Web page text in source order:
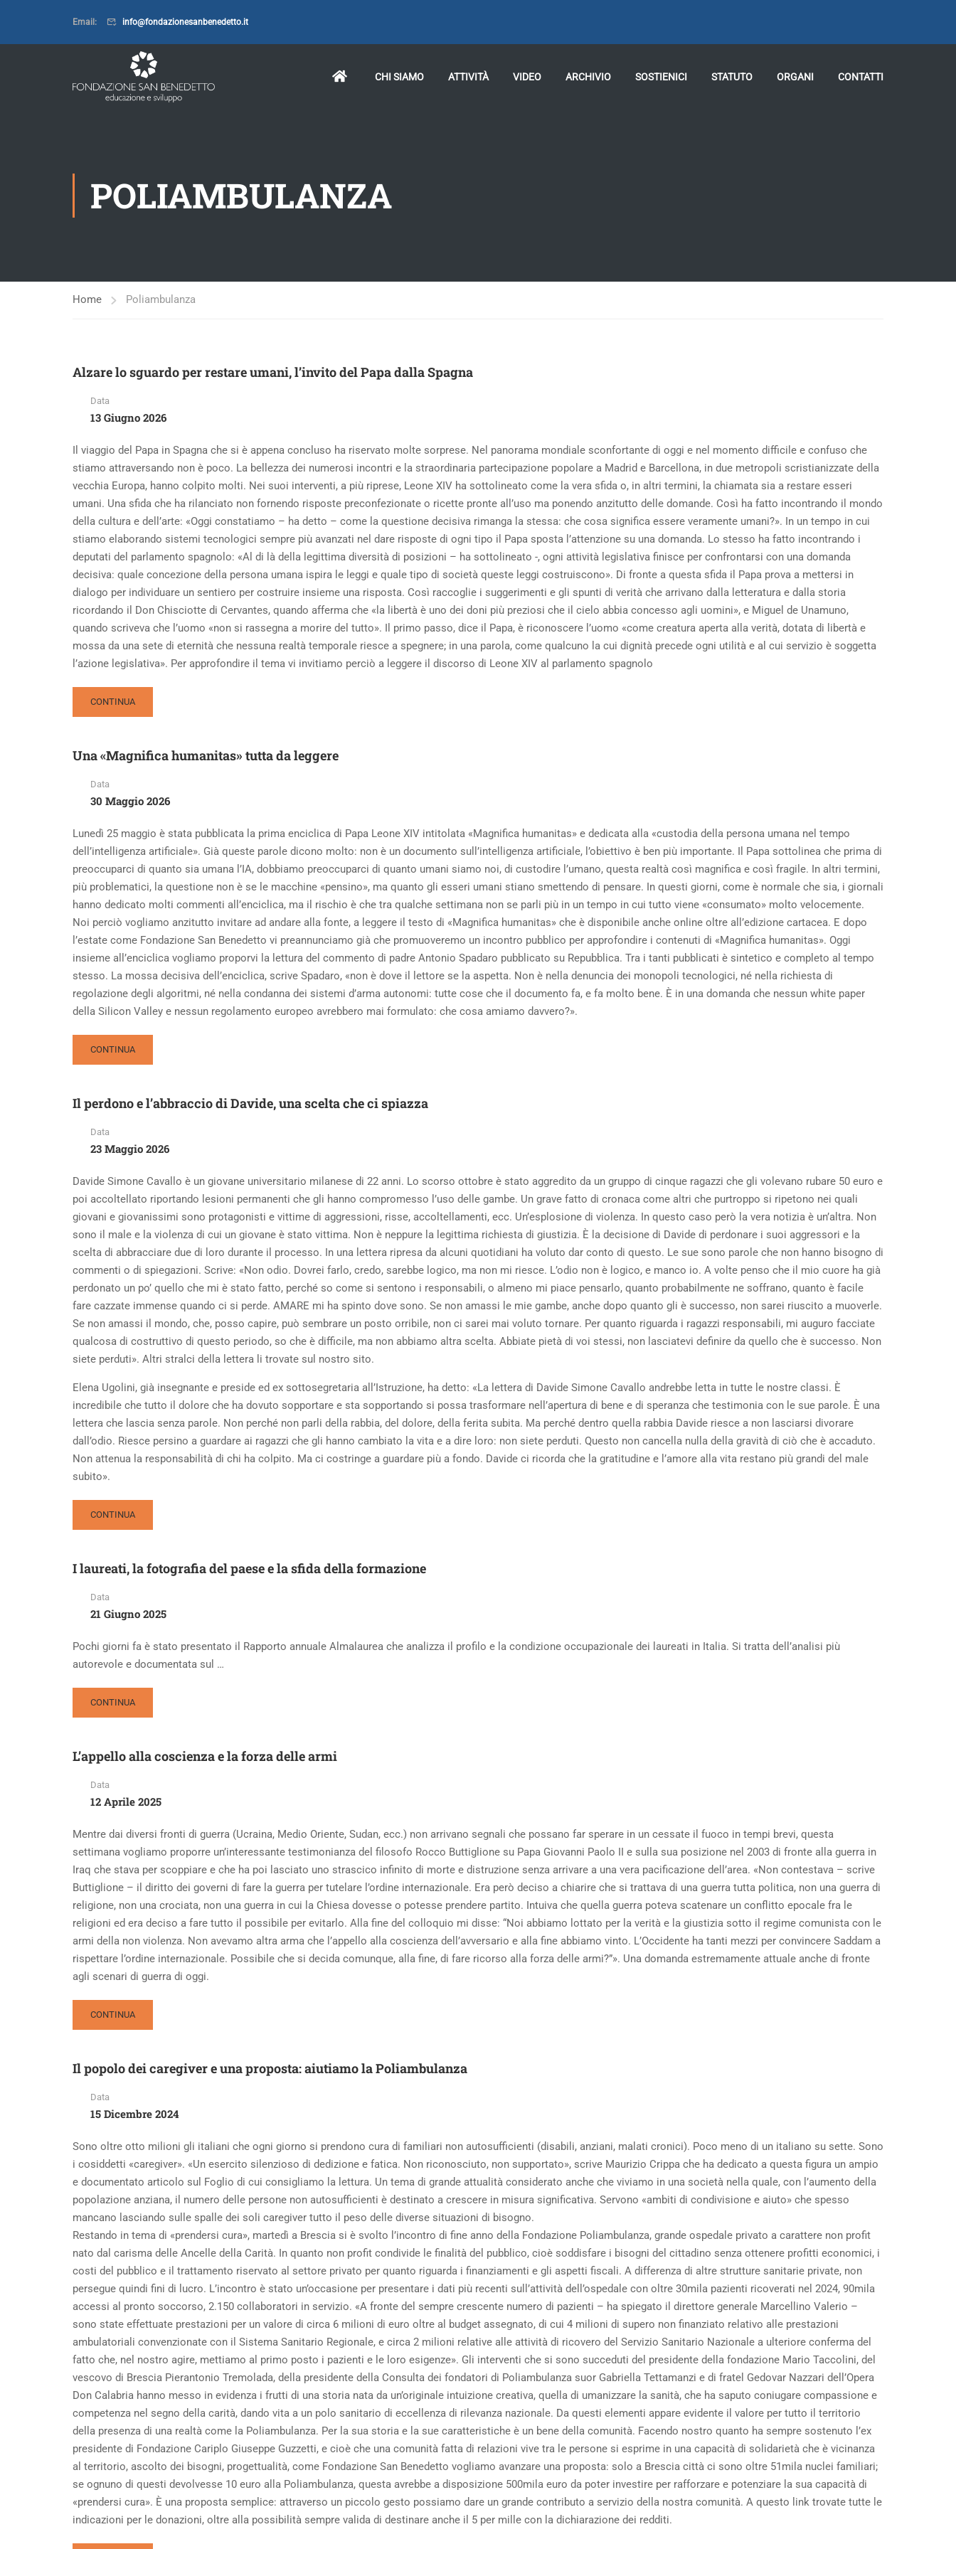
Email: info@fondazionesanbenedetto.it
CHI SIAMO ATTIVITÀ VIDEO ARCHIVIO SOSTIENICI STATUTO ORGANI CONTATTI
POLIAMBULANZA
Home Poliambulanza
Alzare lo sguardo per restare umani, l’invito del Papa dalla Spagna
Data
13 Giugno 2026
Il viaggio del Papa in Spagna che si è appena concluso ha riservato molte sorprese. Nel panorama mondiale sconfortante di oggi e nel momento difficile e confuso che
stiamo attraversando non è poco. La bellezza dei numerosi incontri e la straordinaria partecipazione popolare a Madrid e Barcellona, in due metropoli scristianizzate della
vecchia Europa, hanno colpito molti. Nei suoi interventi, a più riprese, Leone XIV ha sottolineato come la vera sfida o, in altri termini, la chiamata sia a restare esseri
umani. Una sfida che ha rilanciato non fornendo risposte preconfezionate o ricette pronte all’uso ma ponendo anzitutto delle domande. Così ha fatto incontrando il mondo
della cultura e dell’arte: «Oggi constatiamo – ha detto – come la questione decisiva rimanga la stessa: che cosa significa essere veramente umani?». In un tempo in cui
stiamo elaborando sistemi tecnologici sempre più avanzati nel dare risposte di ogni tipo il Papa sposta l’attenzione su una domanda. Lo stesso ha fatto incontrando i
deputati del parlamento spagnolo: «Al di là della legittima diversità di posizioni – ha sottolineato -, ogni attività legislativa finisce per confrontarsi con una domanda
decisiva: quale concezione della persona umana ispira le leggi e quale tipo di società queste leggi costruiscono». Di fronte a questa sfida il Papa prova a mettersi in
dialogo per individuare un sentiero per costruire insieme una risposta. Così raccoglie i suggerimenti e gli spunti di verità che arrivano dalla letteratura e dalla storia
ricordando il Don Chisciotte di Cervantes, quando afferma che «la libertà è uno dei doni più preziosi che il cielo abbia concesso agli uomini», e Miguel de Unamuno,
quando scriveva che l’uomo «non si rassegna a morire del tutto». Il primo passo, dice il Papa, è riconoscere l’uomo «come creatura aperta alla verità, dotata di libertà e
mossa da una sete di eternità che nessuna realtà temporale riesce a spegnere; in una parola, come qualcuno la cui dignità precede ogni utilità e al cui servizio è soggetta
l’azione legislativa». Per approfondire il tema vi invitiamo perciò a leggere il discorso di Leone XIV al parlamento spagnolo
READ
MORE
LO
PER
RESTARE
L’INVITO
PAPA
DALLA
SPAGNA
CONTINUA
Una «Magnifica humanitas» tutta da leggere
Data
30 Maggio 2026
Lunedì 25 maggio è stata pubblicata la prima enciclica di Papa Leone XIV intitolata «Magnifica humanitas» e dedicata alla «custodia della persona umana nel tempo
dell’intelligenza artificiale». Già queste parole dicono molto: non è un documento sull’intelligenza artificiale, l’obiettivo è ben più importante. Il Papa sottolinea che prima di
preoccuparci di quanto sia umana l’IA, dobbiamo preoccuparci di quanto umani siamo noi, di custodire l’umano, questa realtà così magnifica e così fragile. In altri termini,
più problematici, la questione non è se le macchine «pensino», ma quanto gli esseri umani stiano smettendo di pensare. In questi giorni, come è normale che sia, i giornali
hanno dedicato molti commenti all’enciclica, ma il rischio è che tra qualche settimana non se parli più in un tempo in cui tutto viene «consumato» molto velocemente.
Noi perciò vogliamo anzitutto invitare ad andare alla fonte, a leggere il testo di «Magnifica humanitas» che è disponibile anche online oltre all’edizione cartacea. E dopo
l’estate come Fondazione San Benedetto vi preannunciamo già che promuoveremo un incontro pubblico per approfondire i contenuti di «Magnifica humanitas». Oggi
insieme all’enciclica vogliamo proporvi la lettura del commento di padre Antonio Spadaro pubblicato su Repubblica. Tra i tanti pubblicati è sintetico e completo al tempo
stesso. La mossa decisiva dell’enciclica, scrive Spadaro, «non è dove il lettore se la aspetta. Non è nella denuncia dei monopoli tecnologici, né nella richiesta di
regolazione degli algoritmi, né nella condanna dei sistemi d’arma autonomi: tutte cose che il documento fa, e fa molto bene. È in una domanda che nessun white paper
della Silicon Valley e nessun regolamento europeo avrebbero mai formulato: che cosa amiamo davvero?».
READ
MORE
«MAGNIFICA
TUTTA
DA
CONTINUA
Il perdono e l’abbraccio di Davide, una scelta che ci spiazza
Data
23 Maggio 2026
Davide Simone Cavallo è un giovane universitario milanese di 22 anni. Lo scorso ottobre è stato aggredito da un gruppo di cinque ragazzi che gli volevano rubare 50 euro e
poi accoltellato riportando lesioni permanenti che gli hanno compromesso l’uso delle gambe. Un grave fatto di cronaca come altri che purtroppo si ripetono nei quali
giovani e giovanissimi sono protagonisti e vittime di aggressioni, risse, accoltellamenti, ecc. Un’esplosione di violenza. In questo caso però la vera notizia è un’altra. Non
sono il male e la violenza di cui un giovane è stato vittima. Non è neppure la legittima richiesta di giustizia. È la decisione di Davide di perdonare i suoi aggressori e la
scelta di abbracciare due di loro durante il processo. In una lettera ripresa da alcuni quotidiani ha voluto dar conto di questo. Le sue sono parole che non hanno bisogno di
commenti o di spiegazioni. Scrive: «Non odio. Dovrei farlo, credo, sarebbe logico, ma non mi riesce. L’odio non è logico, e manco io. A volte penso che il mio cuore ha già
perdonato un po’ quello che mi è stato fatto, perché so come si sentono i responsabili, o almeno mi piace pensarlo, quanto probabilmente ne soffrano, quanto è facile
fare cazzate immense quando ci si perde. AMARE mi ha spinto dove sono. Se non amassi le mie gambe, anche dopo quanto gli è successo, non sarei riuscito a muoverle.
Se non amassi il mondo, che, posso capire, può sembrare un posto orribile, non ci sarei mai voluto tornare. Per quanto riguarda i ragazzi responsabili, mi auguro facciate
qualcosa di costruttivo di questo periodo, so che è difficile, ma non abbiamo altra scelta. Abbiate pietà di voi stessi, non lasciatevi definire da quello che è successo. Non
siete perduti». Altri stralci della lettera li trovate sul nostro sito.
Elena Ugolini, già insegnante e preside ed ex sottosegretaria all’Istruzione, ha detto: «La lettera di Davide Simone Cavallo andrebbe letta in tutte le nostre classi. È
incredibile che tutto il dolore che ha dovuto sopportare e sta sopportando si possa trasformare nell’apertura di bene e di speranza che testimonia con le sue parole. È una
lettera che lascia senza parole. Non perché non parli della rabbia, del dolore, della ferita subita. Ma perché dentro quella rabbia Davide riesce a non lasciarsi divorare
dall’odio. Riesce persino a guardare ai ragazzi che gli hanno cambiato la vita e a dire loro: non siete perduti. Questo non cancella nulla della gravità di ciò che è accaduto.
Non attenua la responsabilità di chi ha colpito. Ma ci costringe a guardare più a fondo. Davide ci ricorda che la gratitudine e l’amore alla vita restano più grandi del male
subito».
READ
MORE
PERDONO
L’ABBRACCIO
DI
UNA
CHE
SPIAZZA
CONTINUA
I laureati, la fotografia del paese e la sfida della formazione
Data
21 Giugno 2025
Pochi giorni fa è stato presentato il Rapporto annuale Almalaurea che analizza il profilo e la condizione occupazionale dei laureati in Italia. Si tratta dell’analisi più
autorevole e documentata sul …
READ
MORE
LAUREATI,
FOTOGRAFIA
DEL
E
SFIDA
DELLA
FORMAZIONE
CONTINUA
L’appello alla coscienza e la forza delle armi
Data
12 Aprile 2025
Mentre dai diversi fronti di guerra (Ucraina, Medio Oriente, Sudan, ecc.) non arrivano segnali che possano far sperare in un cessate il fuoco in tempi brevi, questa
settimana vogliamo proporre un’interessante testimonianza del filosofo Rocco Buttiglione su Papa Giovanni Paolo II e sulla sua posizione nel 2003 di fronte alla guerra in
Iraq che stava per scoppiare e che ha poi lasciato uno strascico infinito di morte e distruzione senza arrivare a una vera pacificazione dell’area. «Non contestava – scrive
Buttiglione – il diritto dei governi di fare la guerra per tutelare l’ordine internazionale. Era però deciso a chiarire che si trattava di una guerra tutta politica, non una guerra di
religione, non una crociata, non una guerra in cui la Chiesa dovesse o potesse prendere partito. Intuiva che quella guerra poteva scatenare un conflitto epocale fra le
religioni ed era deciso a fare tutto il possibile per evitarlo. Alla fine del colloquio mi disse: “Noi abbiamo lottato per la verità e la giustizia sotto il regime comunista con le
armi della non violenza. Non avevamo altra arma che l’appello alla coscienza dell’avversario e alla fine abbiamo vinto. L’Occidente ha tanti mezzi per convincere Saddam a
rispettare l’ordine internazionale. Possibile che si decida comunque, alla fine, di fare ricorso alla forza delle armi?”». Una domanda estremamente attuale anche di fronte
agli scenari di guerra di oggi.
READ
MORE
ALLA
E
LA
DELLE
CONTINUA
Il popolo dei caregiver e una proposta: aiutiamo la Poliambulanza
Data
15 Dicembre 2024
Sono oltre otto milioni gli italiani che ogni giorno si prendono cura di familiari non autosufficienti (disabili, anziani, malati cronici). Poco meno di un italiano su sette. Sono
i cosiddetti «caregiver». «Un esercito silenzioso di dedizione e fatica. Non riconosciuto, non supportato», scrive Maurizio Crippa che ha dedicato a questa figura un ampio
e documentato articolo sul Foglio di cui consigliamo la lettura. Un tema di grande attualità considerato anche che viviamo in una società nella quale, con l’aumento della
popolazione anziana, il numero delle persone non autosufficienti è destinato a crescere in misura significativa. Servono «ambiti di condivisione e aiuto» che spesso
mancano lasciando sulle spalle dei soli caregiver tutto il peso delle diverse situazioni di bisogno.
Restando in tema di «prendersi cura», martedì a Brescia si è svolto l’incontro di fine anno della Fondazione Poliambulanza, grande ospedale privato a carattere non profit
nato dal carisma delle Ancelle della Carità. In quanto non profit condivide le finalità del pubblico, cioè soddisfare i bisogni del cittadino senza ottenere profitti economici, i
costi del pubblico e il trattamento riservato al settore privato per quanto riguarda i finanziamenti e gli aspetti fiscali. A differenza di altre strutture sanitarie private, non
persegue quindi fini di lucro. L’incontro è stato un’occasione per presentare i dati più recenti sull’attività dell’ospedale con oltre 30mila pazienti ricoverati nel 2024, 90mila
accessi al pronto soccorso, 2.150 collaboratori in servizio. «A fronte del sempre crescente numero di pazienti – ha spiegato il direttore generale Marcellino Valerio –
sono state effettuate prestazioni per un valore di circa 6 milioni di euro oltre al budget assegnato, di cui 4 milioni di supero non finanziato relativo alle prestazioni
ambulatoriali convenzionate con il Sistema Sanitario Regionale, e circa 2 milioni relative alle attività di ricovero del Servizio Sanitario Nazionale a ulteriore conferma del
fatto che, nel nostro agire, mettiamo al primo posto i pazienti e le loro esigenze». Gli interventi che si sono succeduti del presidente della fondazione Mario Taccolini, del
vescovo di Brescia Pierantonio Tremolada, della presidente della Consulta dei fondatori di Poliambulanza suor Gabriella Tettamanzi e di fratel Gedovar Nazzari dell’Opera
Don Calabria hanno messo in evidenza i frutti di una storia nata da un’originale intuizione creativa, quella di umanizzare la sanità, che ha saputo coniugare compassione e
competenza nel segno della carità, dando vita a un polo sanitario di eccellenza di rilevanza nazionale. Da questi elementi appare evidente il valore per tutto il territorio
della presenza di una realtà come la Poliambulanza. Per la sua storia e la sue caratteristiche è un bene della comunità. Facendo nostro quanto ha sempre sostenuto l’ex
presidente di Fondazione Cariplo Giuseppe Guzzetti, e cioè che una comunità fatta di relazioni vive tra le persone si esprime in una capacità di solidarietà che è vicinanza
al territorio, ascolto dei bisogni, progettualità, come Fondazione San Benedetto vogliamo avanzare una proposta: solo a Brescia città ci sono oltre 51mila nuclei familiari;
se ognuno di questi devolvesse 10 euro alla Poliambulanza, questa avrebbe a disposizione 500mila euro da poter investire per rafforzare e potenziare la sua capacità di
«prendersi cura». È una proposta semplice: attraverso un piccolo gesto possiamo dare un grande contributo a servizio della nostra comunità. A questo link trovate tutte le
indicazioni per le donazioni, oltre alla possibilità sempre valida di destinare anche il 5 per mille con la dichiarazione dei redditi.